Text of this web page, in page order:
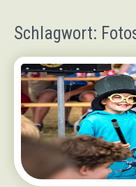
Schlagwort: